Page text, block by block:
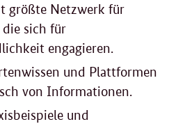
größte Netzwerk für
sich für
engagieren.
und Plattformen
von Informationen.
und